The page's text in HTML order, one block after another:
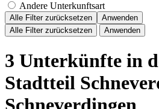
Andere Unterkunftsart
Alle Filter zurücksetzen
Anwenden
Alle Filter zurücksetzen
Anwenden
3 Unterkünfte in
Stadtteil
Schneverdingen